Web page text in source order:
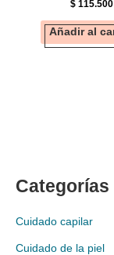
Cuidado capilar
Cuidado de la piel
$115.500
Añadir al